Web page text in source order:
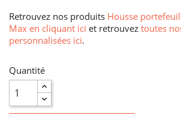
Retrouvez nos produits Housse
Max en cliquant ici et retrouvez toutes
personnalisées ici.
Quantité